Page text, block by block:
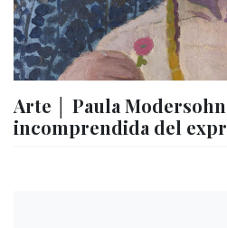
Arte │ Paula
incomprendida del